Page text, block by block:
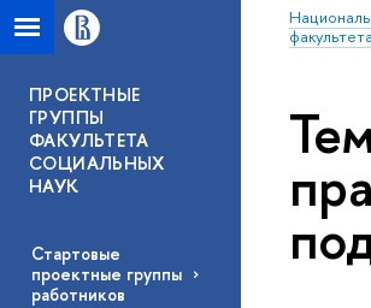
ПРОЕКТНЫЕ
ГРУППЫ
ФАКУЛЬТЕТА
СОЦИАЛЬНЫХ
НАУК
Стартовые
проектные группы
работников